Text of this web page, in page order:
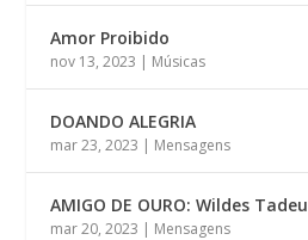
Amor Proibido
nov 13, 2023 | Músicas
DOANDO ALEGRIA
mar 23, 2023 | Mensagens
AMIGO DE OURO: Wildes Tadeu
mar 20, 2023 | Mensagens